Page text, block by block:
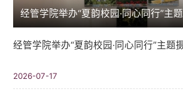
经管学院举办“夏韵校园·同心同行”主
经管学院举办“夏韵校园·同心同行”主题
2026-07-17